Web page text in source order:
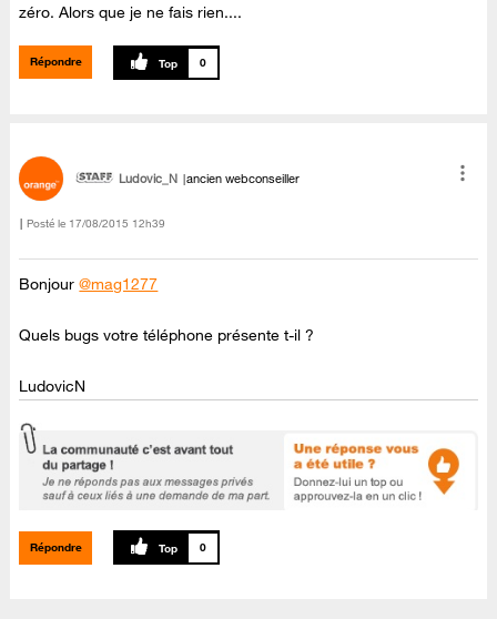
zéro. Alors que je ne fais rien....
Répondre 0
Ludovic_N ancien webconseiller
Posté le ‎17/08/2015 12h39
Bonjour@mag1277
Quels bugs votre téléphone présente t-il ?
LudovicN
Répondre 0